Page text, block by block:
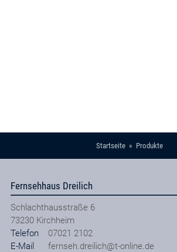
Startseite Produkte
Fernsehhaus Dreilich
Schlachthausstraße 6
73230 Kirchheim
Telefon
07021 2102
E-Mail
fernseh.dreilich@t-online.de